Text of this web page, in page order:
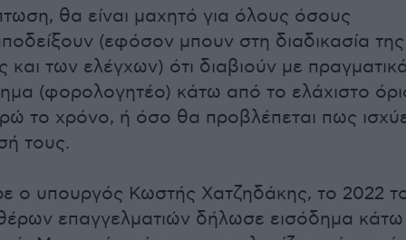
θα είναι μαχητό για όλους όσους
(εφόσον μπουν στη διαδικασία της
και των ελέγχων) ότι διαβιούν με πραγματικά
(φορολογητέο) κάτω από το ελάχιστο
το χρόνο, ή όσο θα προβλέπεται πως
τους.
ο υπουργός Κωστής Χατζηδάκης, το 2022
επαγγελματιών δήλωσε εισόδημα κάτω